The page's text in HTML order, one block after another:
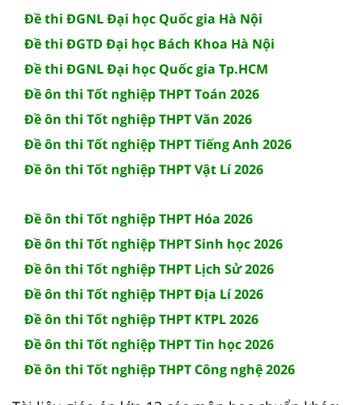
Đề thi ĐGNL Đại học Quốc gia Hà Nội
Đề thi ĐGTD Đại học Bách Khoa Hà Nội
Đề thi ĐGNL Đại học Quốc gia Tp.HCM
Đề ôn thi Tốt nghiệp THPT Toán 2026
Đề ôn thi Tốt nghiệp THPT Văn 2026
Đề ôn thi Tốt nghiệp THPT Tiếng Anh 2026
Đề ôn thi Tốt nghiệp THPT Vật Lí 2026
Đề ôn thi Tốt nghiệp THPT Hóa 2026
Đề ôn thi Tốt nghiệp THPT Sinh học 2026
Đề ôn thi Tốt nghiệp THPT Lịch Sử 2026
Đề ôn thi Tốt nghiệp THPT Địa Lí 2026
Đề ôn thi Tốt nghiệp THPT KTPL 2026
Đề ôn thi Tốt nghiệp THPT Tin học 2026
Đề ôn thi Tốt nghiệp THPT Công nghệ 2026